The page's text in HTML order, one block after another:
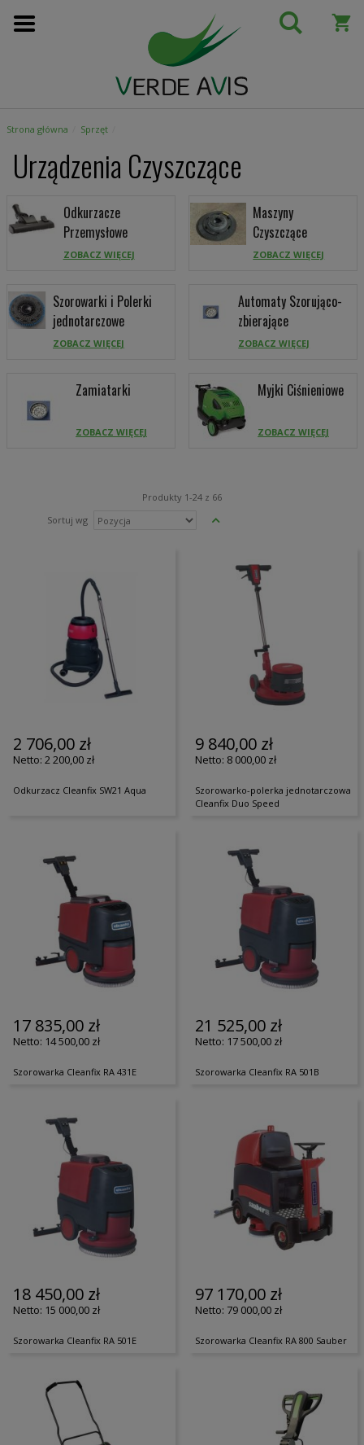
Przejdź
do
Strona główna Sprzęt
Urządzenia Czyszczące
Odkurzacze
Przemysłowe
ZOBACZ WIĘCEJ
Maszyny
Czyszczące
ZOBACZ WIĘCEJ
Szorowarki i Polerki
jednotarczowe
ZOBACZ WIĘCEJ
Automaty Szorująco-
zbierające
ZOBACZ WIĘCEJ
Zamiatarki
ZOBACZ WIĘCEJ
Myjki Ciśnieniowe
ZOBACZ WIĘCEJ
Produkty 1-24 z 66
Sortuj wg
Ustaw
2 706,00 zł
2 200,00 zł
Odkurzacz Cleanfix SW21 Aqua
9 840,00 zł
8 000,00 zł
Szorowarko-polerka jednotarczowa
Cleanfix Duo Speed
17 835,00 zł
14 500,00 zł
Szorowarka Cleanfix RA 431E
21 525,00 zł
17 500,00 zł
Szorowarka Cleanfix RA 501B
18 450,00 zł
15 000,00 zł
Szorowarka Cleanfix RA 501E
97 170,00 zł
79 000,00 zł
Szorowarka Cleanfix RA 800 Sauber